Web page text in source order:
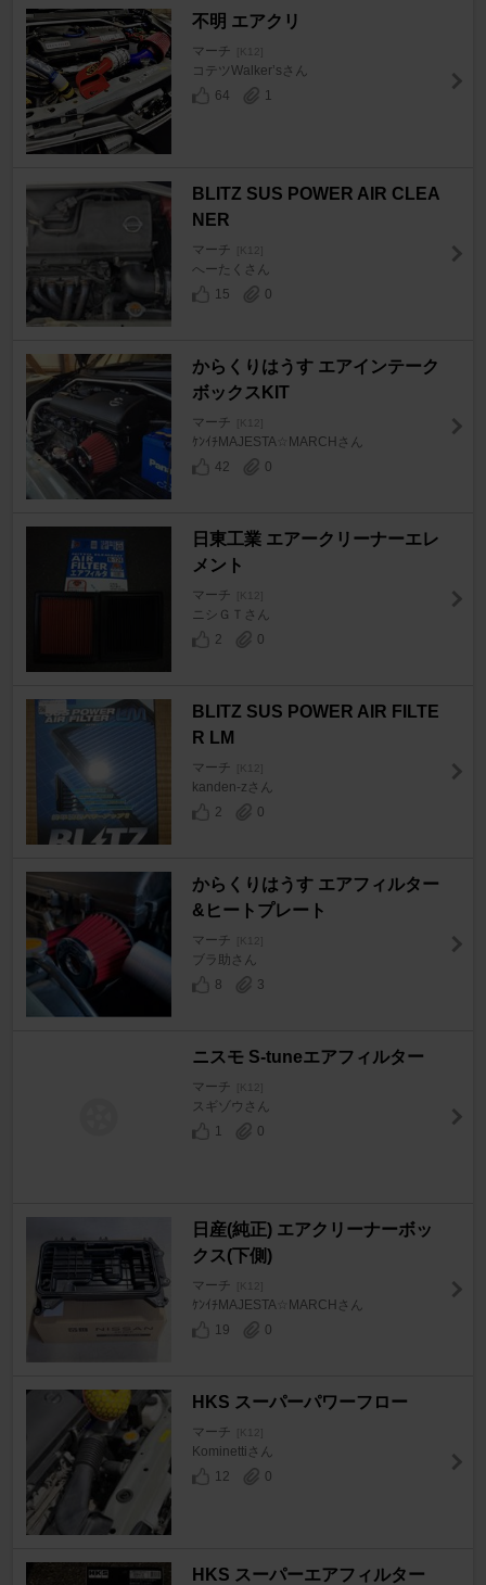
不明 エアクリ
マーチ [K12]
コテツWalker’sさん
64
1
BLITZ SUS POWER AIR CLEA
NER
マーチ [K12]
へーたくさん
15
0
からくりはうす エアインテーク
ボックスKIT
マーチ [K12]
ｹﾝｲﾁMAJESTA☆MARCHさん
42
0
日東工業 エアークリーナーエレ
メント
マーチ [K12]
ニシＧＴさん
2
0
BLITZ SUS POWER AIR FILTE
R LM
マーチ [K12]
kanden-zさん
2
0
からくりはうす エアフィルター
&ヒートプレート
マーチ [K12]
ブラ助さん
8
3
ニスモ S-tuneエアフィルター
マーチ [K12]
スギゾウさん
1
0
日産(純正) エアクリーナーボッ
クス(下側)
マーチ [K12]
ｹﾝｲﾁMAJESTA☆MARCHさん
19
0
HKS スーパーパワーフロー
マーチ [K12]
Kominettiさん
12
0
HKS スーパーエアフィルター